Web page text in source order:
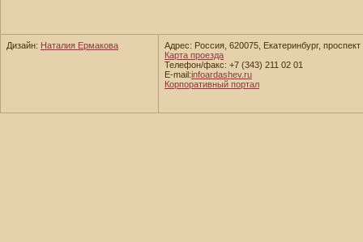
Дизайн: Наталия Ермакова
Адрес: Россия, 620075, Екатеринбург,
Карта проезда
Телефон/факс: +7 (343) 211 02 01
E-mail:infoardashev.ru
Корпоративный портал